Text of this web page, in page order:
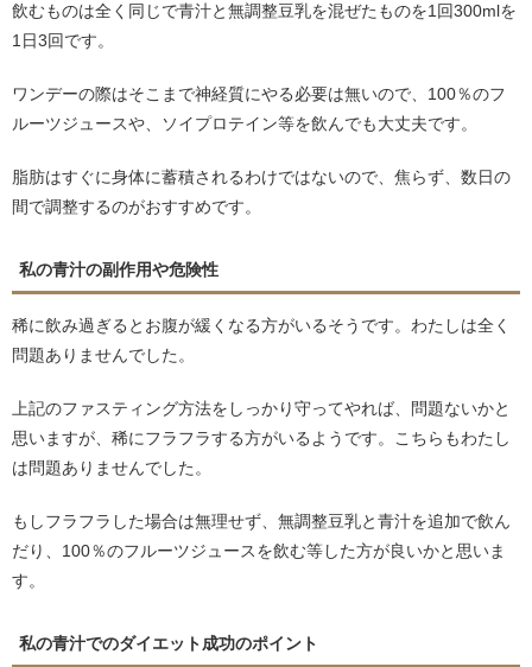
飲むものは全く同じで青汁と無調整豆乳を混ぜたものを1回300mlを
1日3回です。
ワンデーの際はそこまで神経質にやる必要は無いので、100％のフ
ルーツジュースや、ソイプロテイン等を飲んでも大丈夫です。
脂肪はすぐに身体に蓄積されるわけではないので、焦らず、数日の
間で調整するのがおすすめです。
私の青汁の副作用や危険性
稀に飲み過ぎるとお腹が緩くなる方がいるそうです。わたしは全く
問題ありませんでした。
上記のファスティング方法をしっかり守ってやれば、問題ないかと
思いますが、稀にフラフラする方がいるようです。こちらもわたし
は問題ありませんでした。
もしフラフラした場合は無理せず、無調整豆乳と青汁を追加で飲ん
だり、100％のフルーツジュースを飲む等した方が良いかと思いま
す。
私の青汁でのダイエット成功のポイント